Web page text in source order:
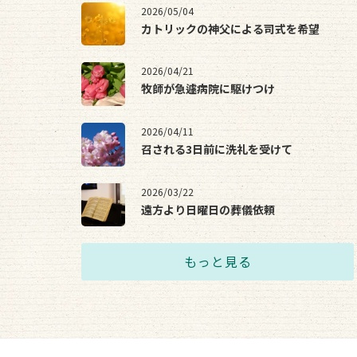
2026/05/04
カトリックの神父による司式を希望
2026/04/21
牧師が急遽病院に駆けつけ
2026/04/11
召される3日前に洗礼を受けて
2026/03/22
遠方より日曜日の葬儀依頼
もっと見る